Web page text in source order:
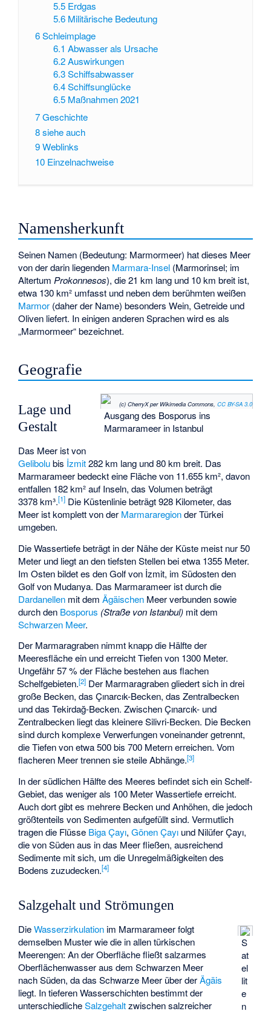
5.5 Erdgas
5.6 Militärische Bedeutung
6Schleimplage
6.1 Abwasser als Ursache
6.2 Auswirkungen
6.3 Schiffsabwasser
6.4 Schiffsunglücke
6.5 Maßnahmen 2021
7Geschichte
8siehe auch
9Weblinks
10 Einzelnachweise
Namensherkunft
Seinen Namen (Bedeutung: Marmormeer) hat dieses Meer
von der darin liegenden Marmara-Insel (Marmorinsel; im
Altertum Prokonnesos), die 21 km lang und 10 km breit ist,
etwa 130 km² umfasst und neben dem berühmten weißen
Marmor (daher der Name) besonders Wein, Getreide und
Oliven liefert. In einigen anderen Sprachen wird es als
„Marmormeer“ bezeichnet.
Geografie
(c) CherryX per Wikimedia Commons, CC BY-SA 3.0
Ausgang des Bosporus ins
Marmarameer in Istanbul
Lage und
Gestalt
Das Meer ist von
Gelibolubis İzmit282 km lang und 80 km breit. Das
Marmarameer bedeckt eine Fläche von 11.655 km², davon
entfallen 182 km² auf Inseln, das Volumen beträgt
3378 km³.[1] Die Küstenlinie beträgt 928 Kilometer, das
Meer ist komplett von der Marmararegionder Türkei
umgeben.
Die Wassertiefe beträgt in der Nähe der Küste meist nur 50
Meter und liegt an den tiefsten Stellen bei etwa 1355 Meter.
Im Osten bildet es denGolf von İzmit, im Südosten den
Golf von Mudanya. Das Marmarameer ist durch die
Dardanellen mit demÄgäischen Meer verbunden sowie
durch den Bosporus (Straße von Istanbul) mit dem
Schwarzen Meer.
Der Marmaragraben nimmt knapp die Hälfte der
Meeresfläche ein und erreicht Tiefen von 1300 Meter.
Ungefähr 57 % der Fläche bestehen aus flachen
Schelfgebieten.[2] Der Marmaragraben gliedert sich in drei
große Becken, dasÇınarcık-Becken, dasZentralbecken
und dasTekirdağ-Becken. Zwischen Çınarcık- und
Zentralbecken liegt das kleinere Silivri-Becken. Die Becken
sind durch komplexe Verwerfungen voneinander getrennt,
die Tiefen von etwa 500 bis 700 Metern erreichen. Vom
flacheren Meer trennen sie steile Abhänge.[3]
In der südlichen Hälfte des Meeres befindet sich ein Schelf-
Gebiet, das weniger als 100 Meter Wassertiefe erreicht.
Auch dort gibt es mehrere Becken und Anhöhen, die jedoch
größtenteils von Sedimenten aufgefüllt sind. Vermutlich
tragen die Flüsse Biga Çayı,Gönen Çayı und Nilüfer Çayı,
die von Süden aus in das Meer fließen, ausreichend
Sedimente mit sich, um die Unregelmäßigkeiten des
Bodens zuzudecken.[4]
Salzgehalt und Strömungen
S
at
el
lit
e
n
DieWasserzirkulation im Marmarameer folgt
demselben Muster wie die in allen türkischen
Meerengen: An der Oberfläche fließt salzarmes
Oberflächenwasser aus dem Schwarzen Meer
nach Süden, da das Schwarze Meer über derÄgäis
liegt. In tieferen Wasserschichten bestimmt der
unterschiedlicheSalzgehaltzwischen salzreicher